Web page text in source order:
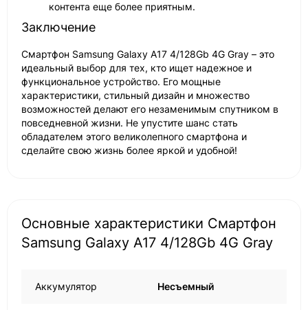
контента еще более приятным.
Заключение
Смартфон Samsung Galaxy A17 4/128Gb 4G Gray – это
идеальный выбор для тех, кто ищет надежное и
функциональное устройство. Его мощные
характеристики, стильный дизайн и множество
возможностей делают его незаменимым спутником в
повседневной жизни. Не упустите шанс стать
обладателем этого великолепного смартфона и
сделайте свою жизнь более яркой и удобной!
Основные характеристики Смартфон
Samsung Galaxy A17 4/128Gb 4G Gray
Аккумулятор Несъемный